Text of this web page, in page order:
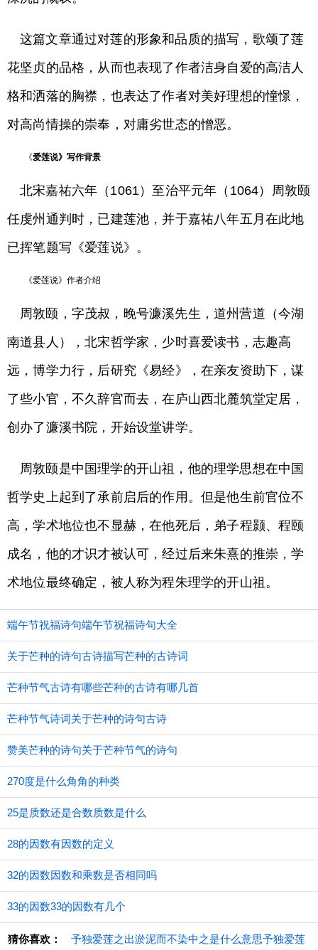
这篇文章通过对莲的形象和品质的描写，歌颂了莲
花坚贞的品格，从而也表现了作者洁身自爱的高洁人
格和洒落的胸襟，也表达了作者对美好理想的憧憬，
对高尚情操的崇奉，对庸劣世态的憎恶。
《爱莲说》写作背景
北宋嘉祐六年（1061）至治平元年（1064）周敦颐
任虔州通判时，已建莲池，并于嘉祐八年五月在此地
已挥笔题写《爱莲说》。
《爱莲说》作者介绍
周敦颐，字茂叔，晚号濂溪先生，道州营道（今湖
南道县人），北宋哲学家，少时喜爱读书，志趣高
远，博学力行，后研究《易经》，在亲友资助下，谋
了些小官，不久辞官而去，在庐山西北麓筑堂定居，
创办了濂溪书院，开始设堂讲学。
周敦颐是中国理学的开山祖，他的理学思想在中国
哲学史上起到了承前启后的作用。但是他生前官位不
高，学术地位也不显赫，在他死后，弟子程颢、程颐
成名，他的才识才被认可，经过后来朱熹的推崇，学
术地位最终确定，被人称为程朱理学的开山祖。
端午节祝福诗句端午节祝福诗句大全
关于芒种的诗句古诗描写芒种的古诗词
芒种节气古诗有哪些芒种的古诗有哪几首
芒种节气诗词关于芒种的诗句古诗
赞美芒种的诗句关于芒种节气的诗句
270度是什么角角的种类
25是质数还是合数质数是什么
28的因数有因数的定义
32的因数因数和乘数是否相同吗
33的因数33的因数有几个
猜你喜欢： 予独爱莲之出淤泥而不染中之是什么意思予独爱莲